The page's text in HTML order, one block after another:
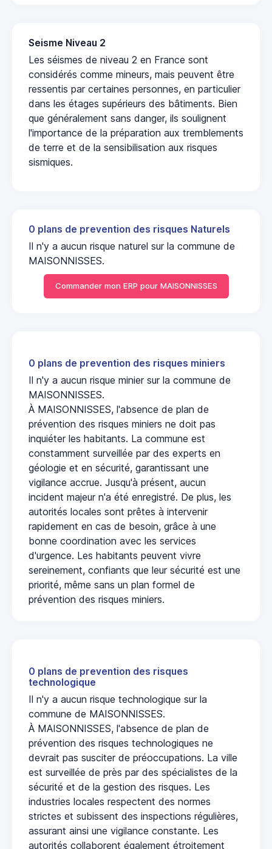
Seisme Niveau 2
Les séismes de niveau 2 en France sont
considérés comme mineurs, mais peuvent être
ressentis par certaines personnes, en particulier
dans les étages supérieurs des bâtiments. Bien
que généralement sans danger, ils soulignent
l'importance de la préparation aux tremblements
de terre et de la sensibilisation aux risques
sismiques.
0 plans de prevention des risques Naturels
Il n'y a aucun risque naturel sur la commune de
MAISONNISSES.
Commander mon ERP pour MAISONNISSES
0 plans de prevention des risques miniers
Il n'y a aucun risque minier sur la commune de
MAISONNISSES.
À MAISONNISSES, l'absence de plan de
prévention des risques miniers ne doit pas
inquiéter les habitants. La commune est
constamment surveillée par des experts en
géologie et en sécurité, garantissant une
vigilance accrue. Jusqu'à présent, aucun
incident majeur n'a été enregistré. De plus, les
autorités locales sont prêtes à intervenir
rapidement en cas de besoin, grâce à une
bonne coordination avec les services
d'urgence. Les habitants peuvent vivre
sereinement, confiants que leur sécurité est une
priorité, même sans un plan formel de
prévention des risques miniers.
0 plans de prevention des risques
technologique
Il n'y a aucun risque technologique sur la
commune de MAISONNISSES.
À MAISONNISSES, l'absence de plan de
prévention des risques technologiques ne
devrait pas susciter de préoccupations. La ville
est surveillée de près par des spécialistes de la
sécurité et de la gestion des risques. Les
industries locales respectent des normes
strictes et subissent des inspections régulières,
assurant ainsi une vigilance constante. Les
autorités collaborent également étroitement